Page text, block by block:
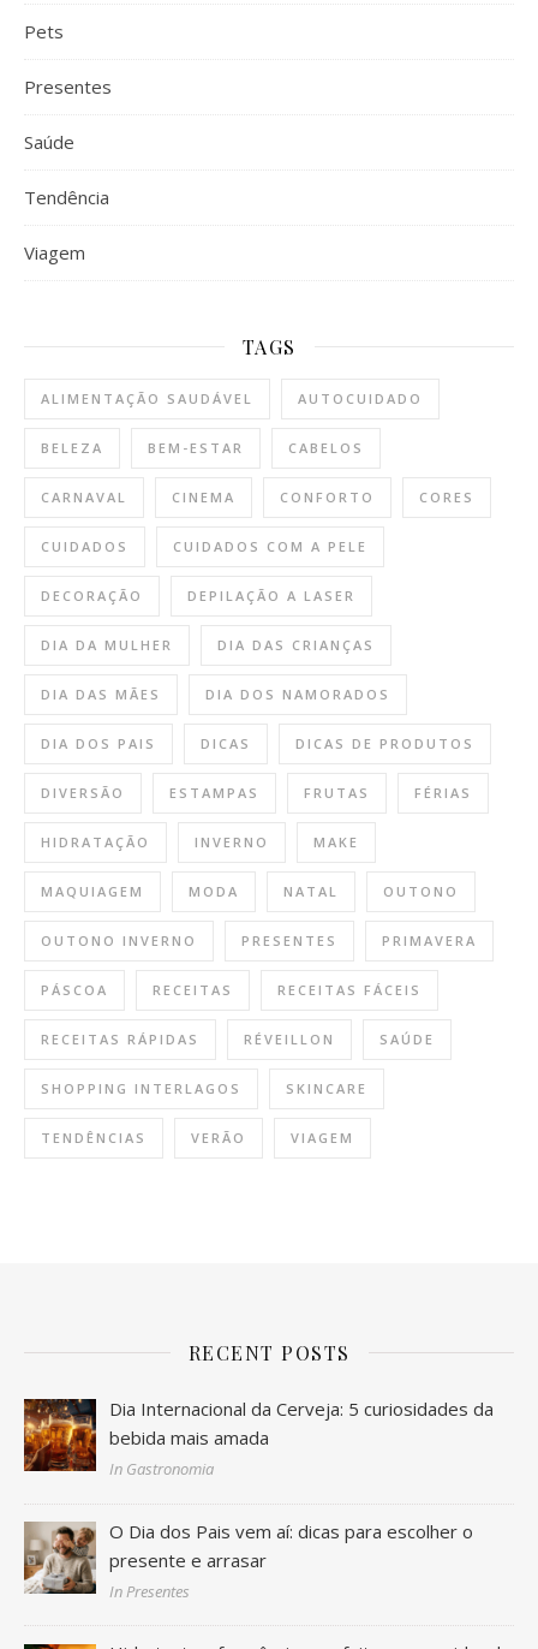
Pets
Presentes
Saúde
Tendência
Viagem
TAGS
ALIMENTAÇÃO SAUDÁVEL AUTOCUIDADO
BELEZA BEM-ESTAR CABELOS
CARNAVAL CINEMA CONFORTO CORES
CUIDADOS CUIDADOS COM A PELE
DECORAÇÃO DEPILAÇÃO A LASER
DIA DA MULHER DIA DAS CRIANÇAS
DIA DAS MÃES DIA DOS NAMORADOS
DIA DOS PAIS DICAS DICAS DE PRODUTOS
DIVERSÃO ESTAMPAS FRUTAS FÉRIAS
HIDRATAÇÃO INVERNO MAKE
MAQUIAGEM MODA NATAL OUTONO
OUTONO INVERNO PRESENTES PRIMAVERA
PÁSCOA RECEITAS RECEITAS FÁCEIS
RECEITAS RÁPIDAS RÉVEILLON SAÚDE
SHOPPING INTERLAGOS SKINCARE
TENDÊNCIAS VERÃO VIAGEM
RECENT POSTS
Dia Internacional da Cerveja: 5 curiosidades da
bebida mais amada
In Gastronomia
O Dia dos Pais vem aí: dicas para escolher o
presente e arrasar
In Presentes